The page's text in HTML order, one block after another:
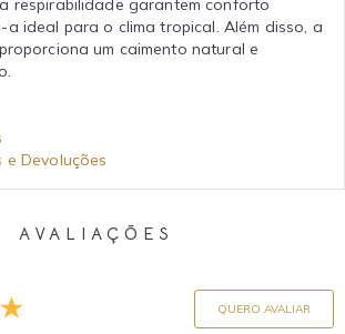
ideal para o clima tropical. Além disso, a
um caimento natural e
Devoluções
AVALIAÇÕES
QUERO AVALIAR